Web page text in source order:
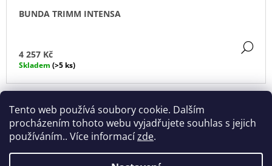
Tento web používá soubory cookie. Dalším
procházením tohoto webu vyjadřujete souhlas s jejich
používáním.. Více informacízde.
BUNDA TRIMM INTENSA
4 257 Kč
Skladem (>5 ks)
O
V
L
Á
D
položek celkem